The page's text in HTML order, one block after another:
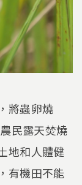
將蟲卵燒
民露天焚燒
地和人體健
有機田不能